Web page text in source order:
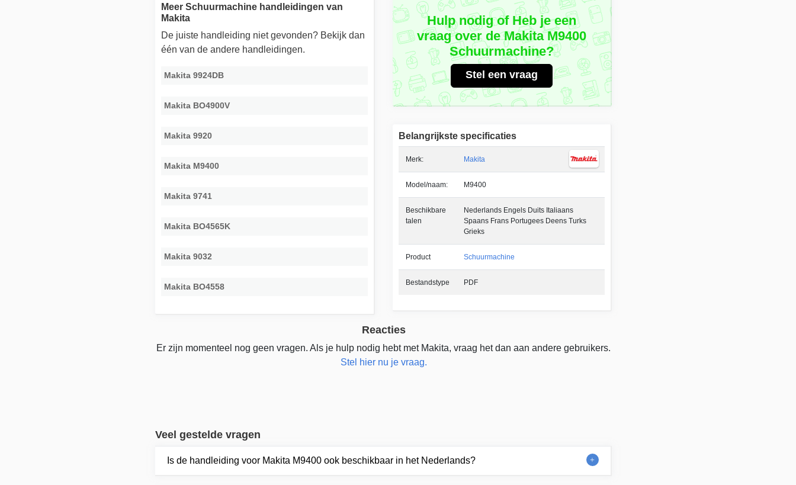
Hulp nodig of Heb je een
vraag over de Makita M9400
Schuurmachine?
Stel een vraag
Belangrijkste specificaties
Merk: Makita
Model/naam: M9400
Beschikbare
talen
Nederlands Engels Duits Italiaans
Spaans Frans Portugees Deens Turks
Grieks
Product Schuurmachine
Bestandstype PDF
Meer Schuurmachine handleidingen van
Makita
De juiste handleiding niet gevonden? Bekijk dan
één van de andere handleidingen.
Makita 9924DB
Makita BO4900V
Makita 9920
Makita M9400
Makita 9741
Makita BO4565K
Makita 9032
Makita BO4558
Reacties
Er zijn momenteel nog geen vragen. Als je hulp nodig hebt met Makita, vraag het dan aan andere gebruikers.
Stel hier nu je vraag.
Veel gestelde vragen
Is de handleiding voor Makita M9400 ook beschikbaar in het Nederlands?